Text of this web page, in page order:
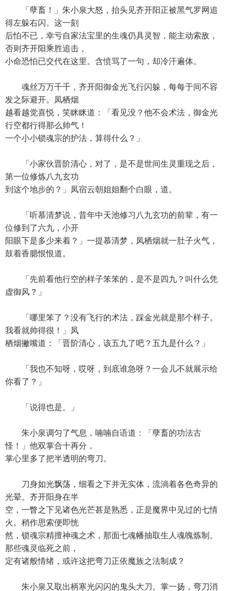
「孽畜！」朱小泉大怒，抬头见齐开阳正被黑气罗网追
得左躲右闪。这一刻
后怕不已，幸亏自家法宝里的生魂仍具灵智，能主动索敌，
否则齐开阳乘胜追击，
小命恐怕已交代在这里。含愤骂了一句，却冷汗遍体。
魂丝万万千千，齐开阳御金光飞行闪躲，每每于间不容
发之际避开。凤栖烟
越看越觉喜悦，笑眯眯道：「看见没？他不会术法，御金光
行空都行得那么帅气！
一个小小锁魂宗的护法，算得什么？」
「小家伙晋阶清心，对了，是不是世间生灵重现之后，
第一位修炼八九玄功
到这个地步的？」凤宿云朝姐姐翻个白眼，道。
「听慕清梦说，昔年中天池修习八九玄功的前辈，有一
位修到了六九，小开
阳眼下是多少来着？」一提慕清梦，凤栖烟就一肚子火气，
鼓着香腮恨恨道。
「先前看他行空的样子笨笨的，是不是四九？叫什么凭
虚御风？」
「哪里笨了？没有飞行的术法，踩金光就是那个样子。
我看就帅得很！」凤
栖烟撇嘴道：「晋阶清心，该五九了吧？五九是什么？」
「我也不知呀，哎呀，到底谁急呀？一会儿不就展示给
你看了？」
「说得也是。」
朱小泉调匀了气息，喃喃自语道：「孽畜的功法古
怪！」他双掌合十再分，
掌心里多了把半透明的弯刀。
刀身如光飘荡，细看之下并无实体，流淌着各色奇异的
光晕。齐开阳身在半
空，一瞥之下见诸色光芒甚是熟悉，正是魔界中见过的七情
火。稍作思索便即恍
然，锁魂宗精擅神魂之术，那面七魂幡抽取生人魂魄炼制。
那些魂灵临死之前，
定有诸般情绪，或许这把弯刀正依魔族之法制成？
朱小泉又取出柄寒光闪闪的鬼头大刀。掌一扬，弯刀消